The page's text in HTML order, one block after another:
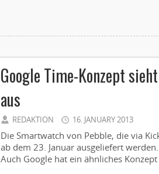
Google Time-Konzept
aus
REDAKTION 16. JANUARY 2013
Die Smartwatch von Pebble, die via
ab dem 23. Januar ausgeliefert
Auch Google hat ein ähnliches